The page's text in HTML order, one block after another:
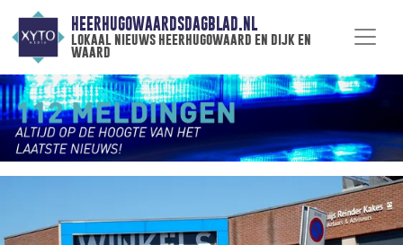
HEERHUGOWAARDSDAGBLAD.NL
lokaal nieuws heerhugowaard en dijk en
waard